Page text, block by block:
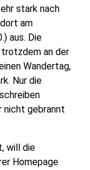
stark nach
am
aus. Die
an der
Wandertag,
Nur die
nicht gebrannt
will die
Homepage